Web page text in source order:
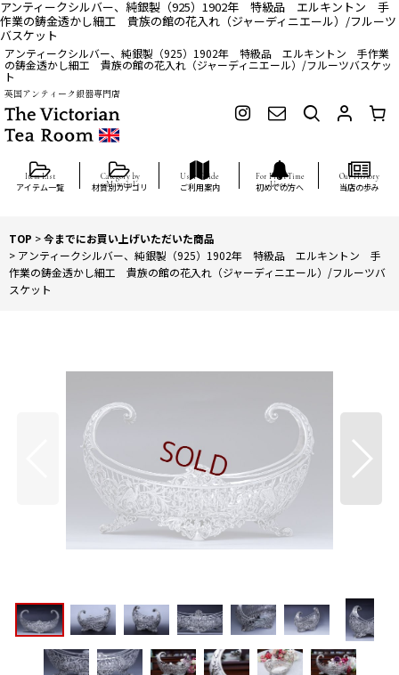
アンティークシルバー、純銀製（925）1902年 特級品 エルキントン 手
作業の鋳金透かし細工 貴族の館の花入れ（ジャーディニエール）/フルーツ
バスケット
アンティークシルバー、純銀製（925）1902年 特級品 エルキントン 手作業
の鋳金透かし細工 貴族の館の花入れ（ジャーディニエール）/フルーツバスケッ
ト
英国アンティーク銀器専門店
アイテム一覧 材質別カテゴリ ご利用案内 初めての方へ 当店の歩み
TOP >今までにお買い上げいただいた商品
> アンティークシルバー、純銀製（925）1902年 特級品 エルキントン 手
作業の鋳金透かし細工 貴族の館の花入れ（ジャーディニエール）/フルーツバ
スケット